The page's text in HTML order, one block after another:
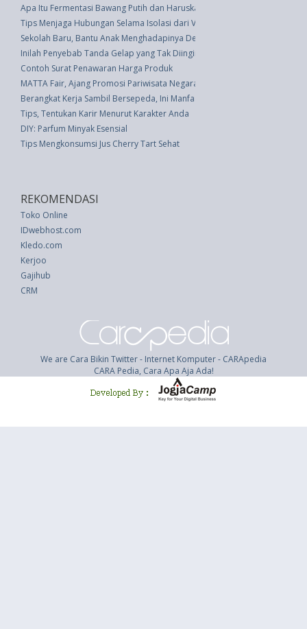
Apa Itu Fermentasi Bawang Putih dan Haruskan Anda Mengonsumsinya?
Tips Menjaga Hubungan Selama Isolasi dari Virus Corona
Sekolah Baru, Bantu Anak Menghadapinya Dengan Tips Ini
Inilah Penyebab Tanda Gelap yang Tak Diinginkan pada Kulit
Contoh Surat Penawaran Harga Produk
MATTA Fair, Ajang Promosi Pariwisata Negara-Negara Asia Pasifik
Berangkat Kerja Sambil Bersepeda, Ini Manfaatnya
Tips, Tentukan Karir Menurut Karakter Anda
DIY: Parfum Minyak Esensial
Tips Mengkonsumsi Jus Cherry Tart Sehat
REKOMENDASI
Toko Online
IDwebhost.com
Kledo.com
Kerjoo
Gajihub
CRM
We are Cara Bikin Twitter - Internet Komputer - CARApedia
CARA Pedia, Cara Apa Aja Ada!